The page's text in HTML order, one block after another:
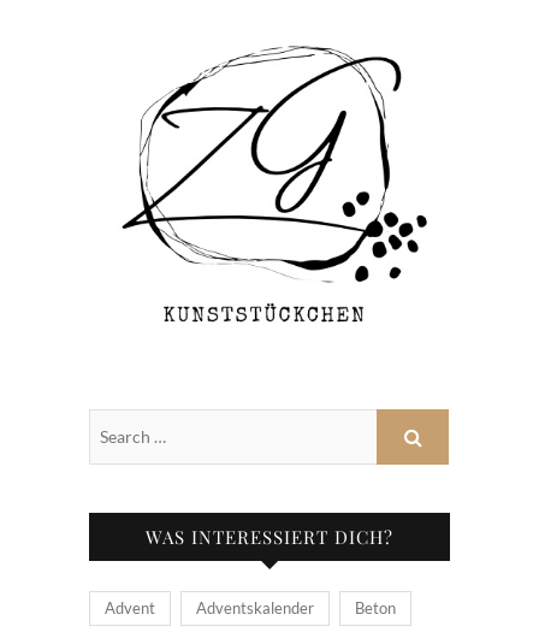
WAS INTERESSIERT DICH?
Advent Adventskalender Beton